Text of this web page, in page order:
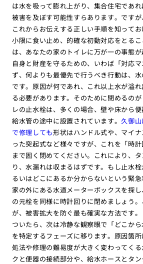
は水を吸って膨れ上がり、集合住宅であ
被害を及ぼす可能性すらあります。ですが
これからお伝えする正しい手順を知って
小限に食い止め、的確な初動対応をとる
は、あなたの家のトイレに万が一の事態
自身と財産を守るための、いわば「対応
ず、何よりも最優先で行うべき行動は、
です。原因が何であれ、これ以上水が溢
る必要があります。そのために閉めるの
レの止水栓は、多くの場合、壁や床から
給水管の途中に設置されています。久御
で修理しても形状はハンドル式や、マイ
った突起式など様々ですが、これを「時
まで固く閉めてください。これにより、
り、水漏れは収まるはずです。もし止水
るいはどこにあるか分からないという緊
家の外にある水道メーターボックスを探
の元栓を同様に時計回りに閉めましょう
が、被害拡大を防ぐ最も確実な方法です
ついたら、次は冷静な観察眼で「どこから
を特定するフェーズに移ります。原因箇
処法や修理の難易度が大きく変わってく
クと便器の接続部分や、給水ホースとタ